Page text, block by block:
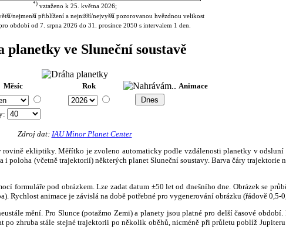
*)vztaženo k 25. května 2026;
nejmenší přiblížení a nejnižší/nejvyšší pozorovanou hvězdnou velikost
období od 7. srpna 2026 do 31. prosince 2050 s intervalem 1 den.
planetky ve Sluneční soustavě
Měsíc Rok Animace
:
Zdroj dat: IAU Minor Planet Center
ekliptiky. Měřítko je zvoleno automaticky podle vzdálenosti planetky v
(včetně trajektorií) některých planet Sluneční soustavy. Barva čáry trajektorie
formuláře pod obrázkem. Lze zadat datum ±50 let od dnešního dne. Obrázek se
Rychlost animace je závislá na době potřebné pro vygenerování obrázku (řádově 0,5-
mění. Pro Slunce (potažmo Zemi) a planety jsou platné pro delší časové
po zhruba stále stejné trajektorii po několik oběhů, nicméně při průletu poblíž